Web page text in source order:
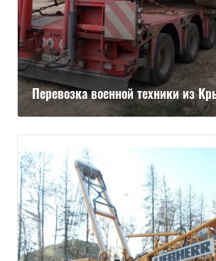
Перевозка военной техники из